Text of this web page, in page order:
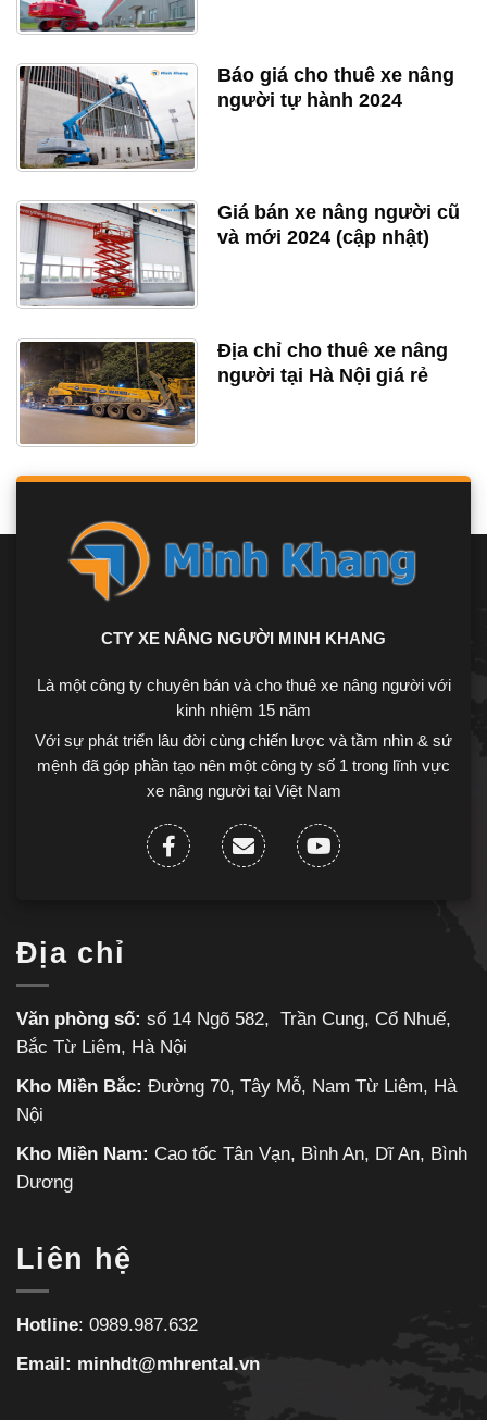
Báo giá cho thuê xe nâng
người tự hành 2024
Giá bán xe nâng người cũ
và mới 2024 (cập nhật)
Địa chỉ cho thuê xe nâng
người tại Hà Nội giá rẻ
CTY XE NÂNG NGƯỜI MINH KHANG
Là một công ty chuyên bán và cho thuê xe nâng người với
kinh nhiệm 15 năm
Với sự phát triển lâu đời cùng chiến lược và tầm nhìn & sứ
mệnh đã góp phần tạo nên một công ty số 1 trong lĩnh vực
xe nâng người tại Việt Nam
Địa chỉ
Văn phòng số: số 14 Ngõ 582, Trần Cung, Cổ Nhuế,
Bắc Từ Liêm, Hà Nội
Kho Miền Bắc: Đường 70, Tây Mỗ, Nam Từ Liêm, Hà
Nội
Kho Miền Nam: Cao tốc Tân Vạn, Bình An, Dĩ An, Bình
Dương
Liên hệ
Hotline: 0989.987.632
Email: minhdt@mhrental.vn